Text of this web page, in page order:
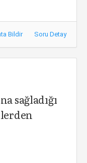
Bildir Soru Detay
sağladığı